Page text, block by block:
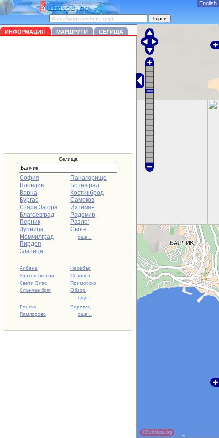
ИНФОРМАЦИЯ МАРШРУТИ СЕЛИЩА
Селища
София
Пловдив
Варна
Бургас
Стара Загора
Благоевград
Перник
Дупница
Момчилград
Пирдоп
Златица
Панагюрище
Ботевград
Костинброд
Самоков
Ихтиман
Радомир
Разлог
Своге
още...
Албена
Златни пясъци
Свети Влас
Слънчев бряг
Несебър
Созопол
Приморско
Обзор
още...
Банско
Пампорово
Боровец
още...
©BulMaps.bg
English